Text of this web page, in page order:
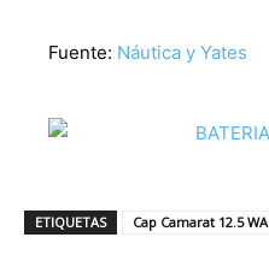
Fuente: Náutica y Yates
ETIQUETAS Cap Camarat 12.5 WA